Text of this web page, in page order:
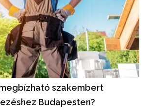
szakembert
Budapesten?